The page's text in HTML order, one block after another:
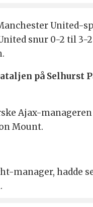
snur 0-2 til
på Selhurst
Ajax-
Mount.
manager, hadde